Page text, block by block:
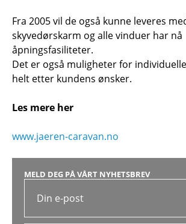
Fra 2005 vil de også kunne leveres
skyvedørskarm og alle vinduer har nå
åpningsfasiliteter.
Det er også muligheter for
helt etter kundens ønsker.
Les mere her
www.jaeren-caravan.no
MELD DEG PÅ VÅRT NYHETSBREV